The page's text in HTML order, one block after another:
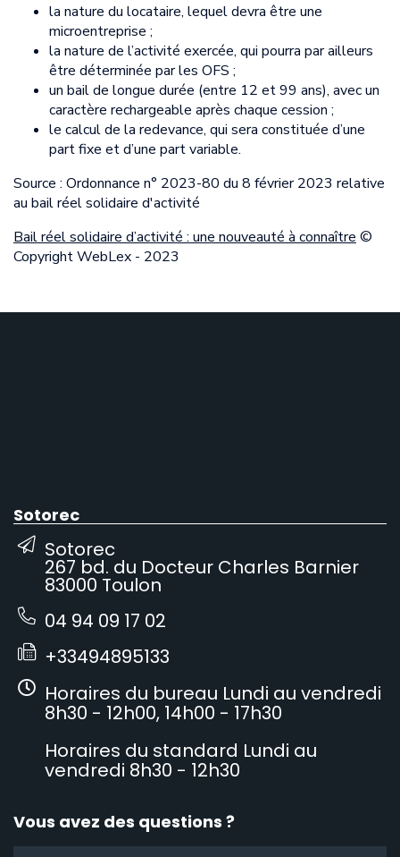
la nature du locataire, lequel devra être une
microentreprise ;
la nature de l’activité exercée, qui pourra par ailleurs
être déterminée par les OFS ;
un bail de longue durée (entre 12 et 99 ans), avec un
caractère rechargeable après chaque cession ;
le calcul de la redevance, qui sera constituée d’une
part fixe et d’une part variable.
Source : Ordonnance n° 2023-80 du 8 février 2023 relative
au bail réel solidaire d'activité
Bail réel solidaire d’activité : une nouveauté à connaître ©
Copyright WebLex - 2023
Sotorec
Sotorec
267 bd. du Docteur Charles Barnier
83000 Toulon
04 94 09 17 02
+33494895133
Horaires du bureau Lundi au vendredi
8h30 - 12h00, 14h00 - 17h30
Horaires du standard Lundi au
vendredi 8h30 - 12h30
Vous avez des questions ?